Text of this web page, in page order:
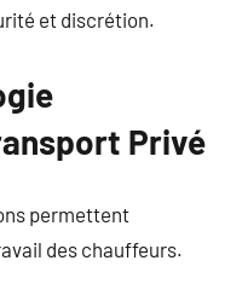
et discrétion.
Privé
permettent
des chauffeurs.